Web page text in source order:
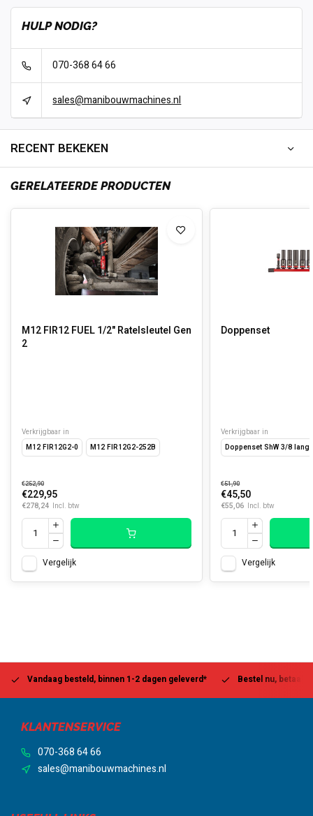
HULP NODIG?
070-368 64 66
sales@manibouwmachines.nl
RECENT BEKEKEN
GERELATEERDE PRODUCTEN
M12 FIR12 FUEL 1/2" Ratelsleutel Gen
2
Verkrijgbaar in
M12 FIR12G2-0
M12 FIR12G2-252B
€252,90
€229,95
€278,24 Incl. btw
Vergelijk
Doppenset
Verkrijgbaar in
Doppenset ShW 3/8
€51,90
€45,50
€55,06 Incl. btw
Vergelijk
Vandaag besteld, binnen 1-2 dagen geleverd* Bestel nu, betaal
KLANTENSERVICE
070-368 64 66
sales@manibouwmachines.nl